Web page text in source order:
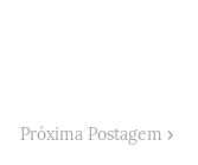
Próxima Postagem